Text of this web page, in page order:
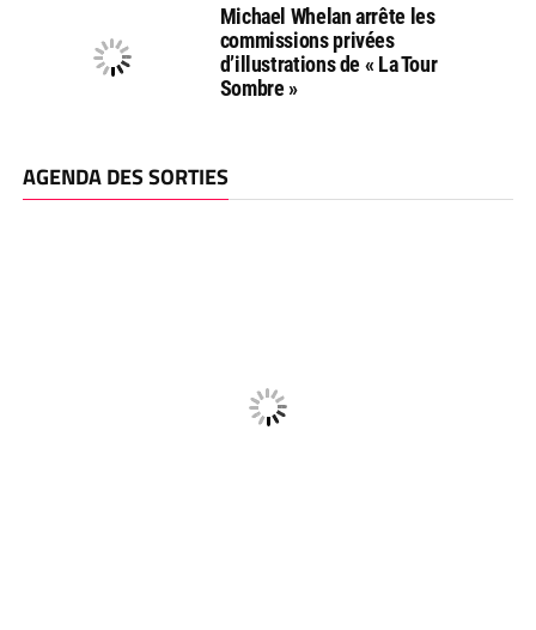
Michael Whelan arrête les
commissions privées
d’illustrations de « La Tour
Sombre »
AGENDA DES SORTIES